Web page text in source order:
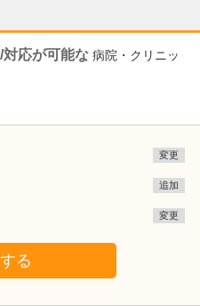
応が可能な 病院・クリニッ
変更
追加
変更
る